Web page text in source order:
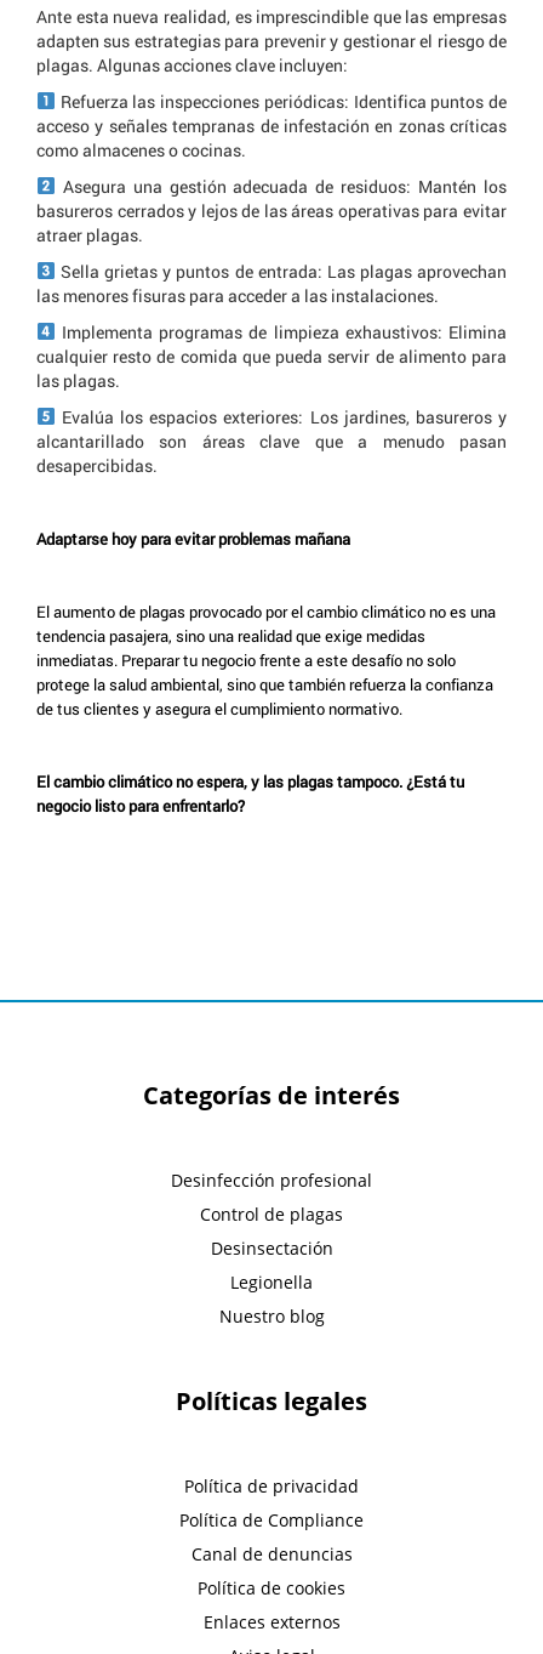
Ante esta nueva realidad, es imprescindible que las empresas
adapten sus estrategias para prevenir y gestionar el riesgo de
plagas. Algunas acciones clave incluyen:
Refuerza las inspecciones periódicas: Identifica puntos de
acceso y señales tempranas de infestación en zonas críticas
como almacenes o cocinas.
Asegura una gestión adecuada de residuos: Mantén los
basureros cerrados y lejos de las áreas operativas para evitar
atraer plagas.
Sella grietas y puntos de entrada: Las plagas aprovechan
las menores fisuras para acceder a las instalaciones.
Implementa programas de limpieza exhaustivos: Elimina
cualquier resto de comida que pueda servir de alimento para
las plagas.
Evalúa los espacios exteriores: Los jardines, basureros y
alcantarillado son áreas clave que a menudo pasan
desapercibidas.
Adaptarse hoy para evitar problemas mañana
El aumento de plagas provocado por el cambio climático no es una
tendencia pasajera, sino una realidad que exige medidas
inmediatas. Preparar tu negocio frente a este desafío no solo
protege la salud ambiental, sino que también refuerza la confianza
de tus clientes y asegura el cumplimiento normativo.
El cambio climático no espera, y las plagas tampoco. ¿Está tu
negocio listo para enfrentarlo?
Categorías de interés
Desinfección profesional
Control de plagas
Desinsectación
Legionella
Nuestro blog
Políticas legales
Política de privacidad
Política de Compliance
Canal de denuncias
Política de cookies
Enlaces externos